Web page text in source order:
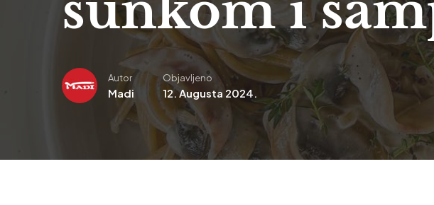
Autor
Madi
Objavljeno
12. Augusta 2024.